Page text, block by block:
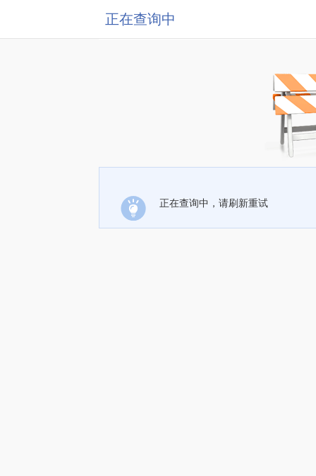
正在查询中
正在查询中，请刷新重试